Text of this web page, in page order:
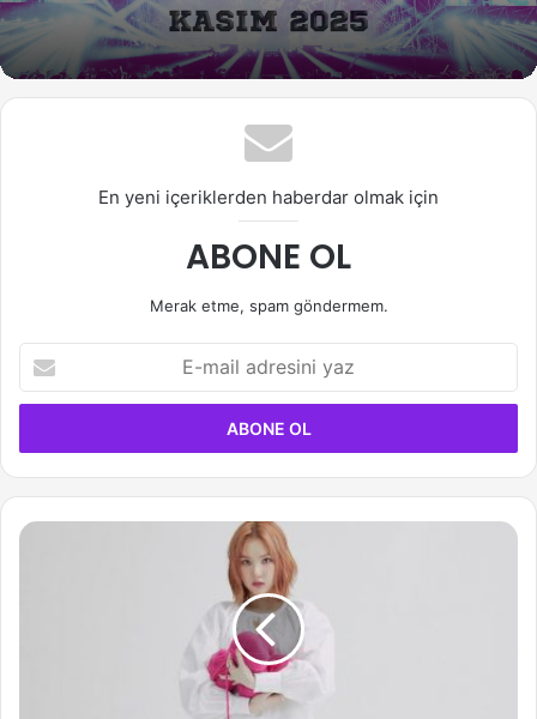
En yeni içeriklerden haberdar olmak için
ABONE OL
Merak etme, spam göndermem.
mail
adresini
Eunha